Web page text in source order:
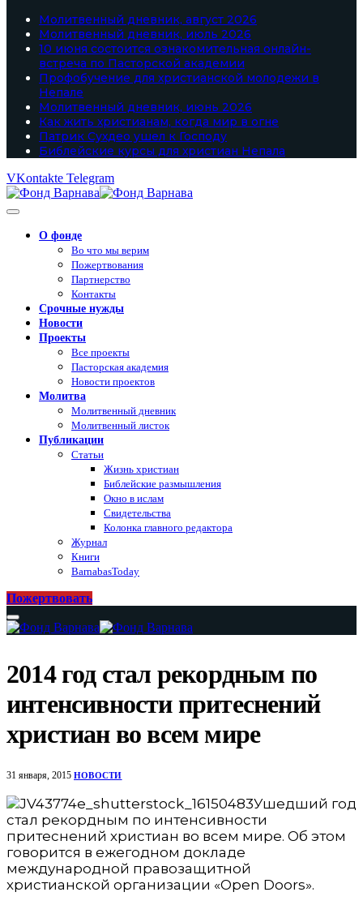
Молитвенный дневник, август 2026
Молитвенный дневник, июль 2026
10 июня состоится ознакомительная онлайн-
встреча по Пасторской академии
Профобучение для христианской молодежи в
Непале
Молитвенный дневник, июнь 2026
Как жить христианам, когда мир в огне
Патрик Сухдео ушел к Господу
Библейские курсы для христиан Непала
VKontakte Telegram
О фонде
Во что мы верим
Пожертвования
Партнерство
Контакты
Срочные нужды
Новости
Проекты
Все проекты
Пасторская академия
Новости проектов
Молитва
Молитвенный дневник
Молитвенный листок
Публикации
Статьи
Жизнь христиан
Библейские размышления
Окно в ислам
Свидетельства
Колонка главного редактора
Журнал
Книги
BarnabasToday
Пожертвовать
2014 год стал рекордным по
интенсивности притеснений
христиан во всем мире
31 января, 2015 НОВОСТИ
Ушедший год
стал рекордным по интенсивности
притеснений христиан во всем мире. Об этом
говорится в ежегодном докладе
международной правозащитной
христианской организации «Open Doors».